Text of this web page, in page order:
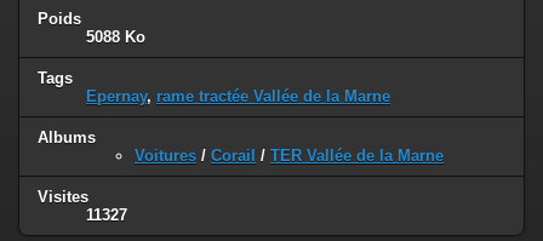
Poids
5088 Ko
Tags
Epernay, rame tractée Vallée de la Marne
Albums
Voitures / Corail / TER Vallée de la Marne
Visites
11327